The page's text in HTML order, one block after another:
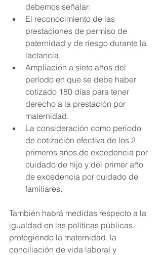
debemos señalar:
El reconocimiento de las
prestaciones de permiso de
paternidad y de riesgo durante la
lactancia.
Ampliación a siete años del
período en que se debe haber
cotizado 180 días para tener
derecho a la prestación por
maternidad.
La consideración como período
de cotización efectiva de los 2
primeros años de excedencia por
cuidado de hijo y del primer año
de excedencia por cuidado de
familiares.
También habrá medidas respecto a la
igualdad en las políticas públicas,
protegiendo la maternidad, la
conciliación de vida laboral y